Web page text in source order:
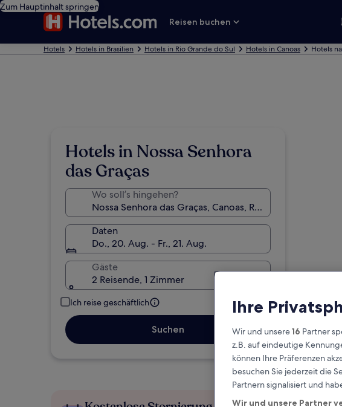
Zum Hauptinhalt springen
Reisen buchen
Hotels Hotels in Brasilien Hotels in Rio Grande do Sul Hotels in Canoas Hotels
Hotels in Nossa Senhora
das Graças
Wo soll’s hingehen?
Daten
Do., 20. Aug. - Fr., 21. Aug.
Gäste
2 Reisende, 1 Zimmer
Ich reise geschäftlich
Suchen
Ihre
Wir und unsere16 Partner
z.B. auf eindeutige
können Ihre Präferenzen
besuchen Sie jederzeit die
Partnern signalisiert und
Wir und unsere Partner